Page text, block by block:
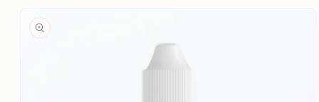
product
information